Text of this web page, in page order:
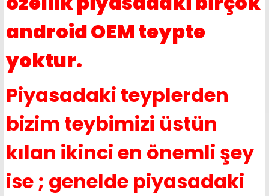
android OEM teypte
yoktur.
Piyasadaki teyplerden
bizim teybimizi üstün
kılan ikinci en önemli şey
ise ; genelde piyasadaki